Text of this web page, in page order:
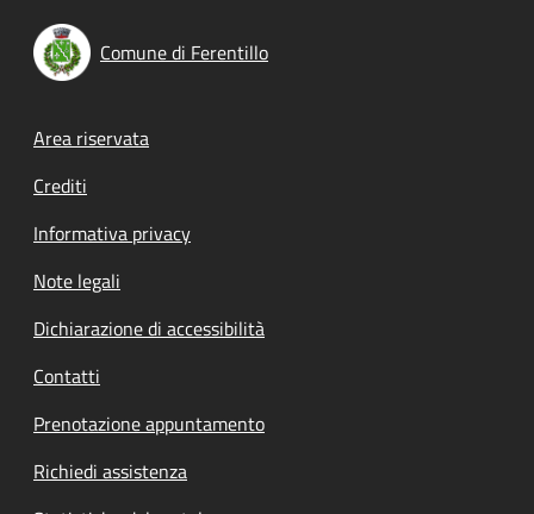
Comune di Ferentillo
Footer menu
Area riservata
Crediti
Informativa privacy
Note legali
Dichiarazione di accessibilità
Contatti
Prenotazione appuntamento
Richiedi assistenza